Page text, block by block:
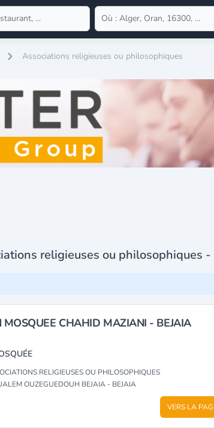
Associations religieuses ou philosophiques
religieuses ou philosophiques
MOSQUEE CHAHID MAZIANI - BEJAIA
RELIGIEUSES OU PHILOSOPHIQUES
OUZEGUEDOUH BEJAIA - BEJAIA
VERS LA